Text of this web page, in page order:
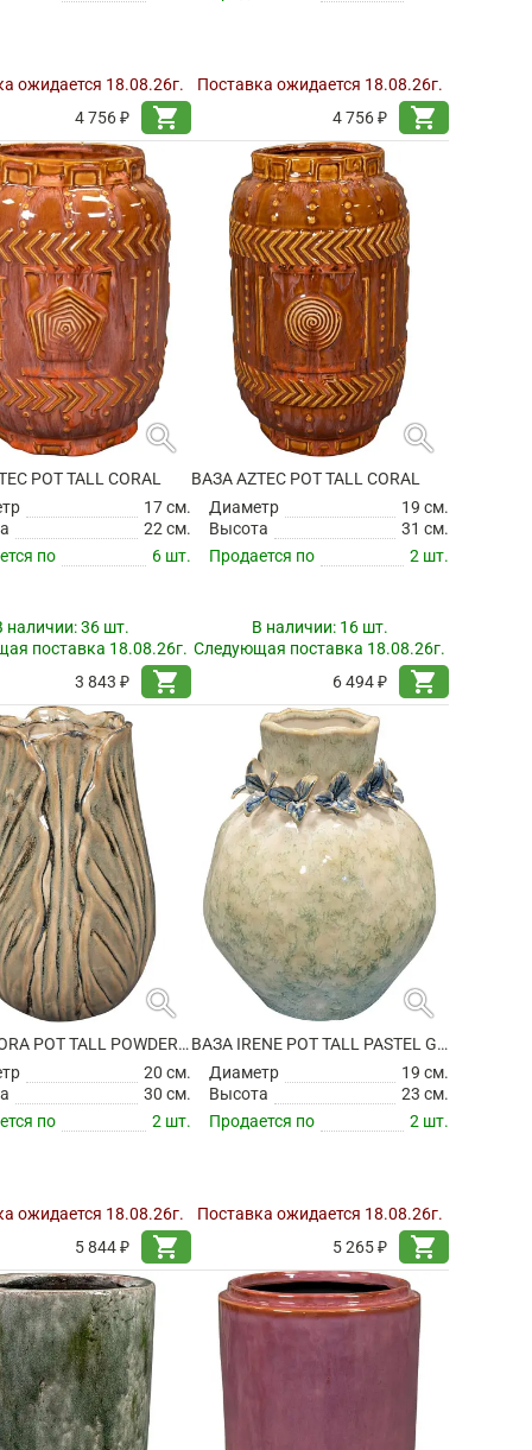
ожидается 18.08.26г.
4 756 ₽
shopping_cart
Поставка ожидается 18.08.26г.
4 756 ₽
shopping_cart
search
POT TALL CORAL
17 см.
22 см.
по
6 шт.
наличии:36 шт.
поставка 18.08.26г.
3 843 ₽
shopping_cart
search
ВАЗА AZTEC POT TALL CORAL
Диаметр
19 см.
Высота
31 см.
Продается по
2 шт.
В наличии: 16 шт.
Следующая поставка 18.08.26г.
6 494 ₽
shopping_cart
search
ВАЗА FLORA POT TALL POWDER TAUPE
20 см.
30 см.
по
2 шт.
ожидается 18.08.26г.
5 844 ₽
shopping_cart
search
ВАЗА IRENE POT TALL PASTEL GREEN
Диаметр
19 см.
Высота
23 см.
Продается по
2 шт.
Поставка ожидается 18.08.26г.
5 265 ₽
shopping_cart